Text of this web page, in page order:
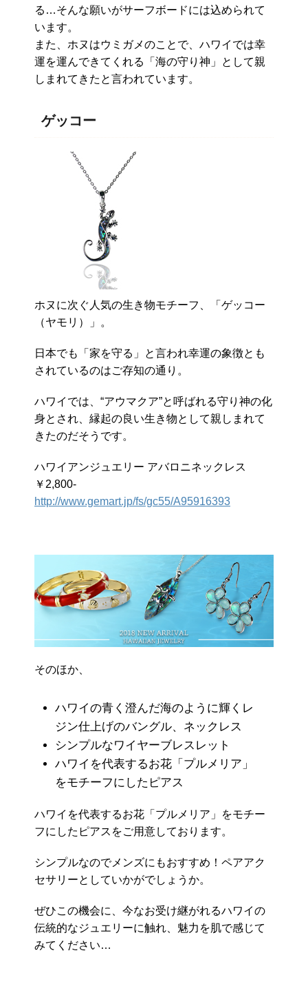
る…そんな願いがサーフボードには込められて
います。
また、ホヌはウミガメのことで、ハワイでは幸
運を運んできてくれる「海の守り神」として親
しまれてきたと言われています。
ゲッコー
ホヌに次ぐ人気の生き物モチーフ、「ゲッコー
（ヤモリ）」。
日本でも「家を守る」と言われ幸運の象徴とも
されているのはご存知の通り。
ハワイでは、“アウマクア”と呼ばれる守り神の化
身とされ、縁起の良い生き物として親しまれて
きたのだそうです。
ハワイアンジュエリー アバロニネックレス
￥2,800-
http://www.gemart.jp/fs/gc55/A95916393
そのほか、
ハワイの青く澄んだ海のように輝くレ
ジン仕上げのバングル、ネックレス
シンプルなワイヤーブレスレット
ハワイを代表するお花「プルメリア」
をモチーフにしたピアス
ハワイを代表するお花「プルメリア」をモチー
フにしたピアスをご用意しております。
シンプルなのでメンズにもおすすめ！ペアアク
セサリーとしていかがでしょうか。
ぜひこの機会に、今なお受け継がれるハワイの
伝統的なジュエリーに触れ、魅力を肌で感じて
みてください…